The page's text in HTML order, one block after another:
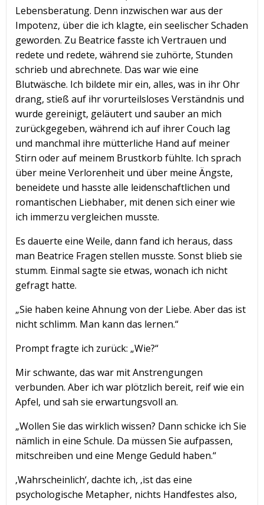
Lebensberatung. Denn inzwischen war aus der
Impotenz, über die ich klagte, ein seelischer Schaden
geworden. Zu Beatrice fasste ich Vertrauen und
redete und redete, während sie zuhörte, Stunden
schrieb und abrechnete. Das war wie eine
Blutwäsche. Ich bildete mir ein, alles, was in ihr Ohr
drang, stieß auf ihr vorurteilsloses Verständnis und
wurde gereinigt, geläutert und sauber an mich
zurückgegeben, während ich auf ihrer Couch lag
und manchmal ihre mütterliche Hand auf meiner
Stirn oder auf meinem Brustkorb fühlte. Ich sprach
über meine Verlorenheit und über meine Ängste,
beneidete und hasste alle leidenschaftlichen und
romantischen Liebhaber, mit denen sich einer wie
ich immerzu vergleichen musste.
Es dauerte eine Weile, dann fand ich heraus, dass
man Beatrice Fragen stellen musste. Sonst blieb sie
stumm. Einmal sagte sie etwas, wonach ich nicht
gefragt hatte.
„Sie haben keine Ahnung von der Liebe. Aber das ist
nicht schlimm. Man kann das lernen.“
Prompt fragte ich zurück: „Wie?“
Mir schwante, das war mit Anstrengungen
verbunden. Aber ich war plötzlich bereit, reif wie ein
Apfel, und sah sie erwartungsvoll an.
„Wollen Sie das wirklich wissen? Dann schicke ich Sie
nämlich in eine Schule. Da müssen Sie aufpassen,
mitschreiben und eine Menge Geduld haben.“
‚Wahrscheinlich‘, dachte ich, ‚ist das eine
psychologische Metapher, nichts Handfestes also,